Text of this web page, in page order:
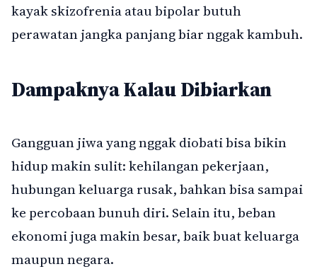
kayak skizofrenia atau bipolar butuh
perawatan jangka panjang biar nggak kambuh.
Dampaknya Kalau Dibiarkan
Gangguan jiwa yang nggak diobati bisa bikin
hidup makin sulit: kehilangan pekerjaan,
hubungan keluarga rusak, bahkan bisa sampai
ke percobaan bunuh diri. Selain itu, beban
ekonomi juga makin besar, baik buat keluarga
maupun negara.